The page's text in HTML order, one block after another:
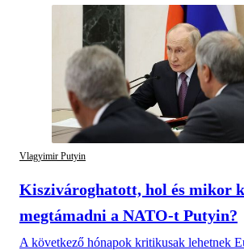
Vlagyimir Putyin
Kiszivároghatott, hol és mikor
megtámadni a NATO-t Putyin?
A következő hónapok kritikusak lehetnek